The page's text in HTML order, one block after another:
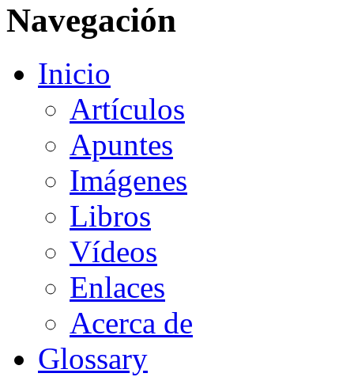
Navegación
Inicio
Artículos
Apuntes
Imágenes
Libros
Vídeos
Enlaces
Acerca de
Glossary